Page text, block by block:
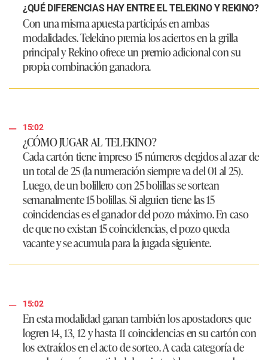
¿QUÉ DIFERENCIAS HAY ENTRE EL TELEKINO Y REKINO?
Con una misma apuesta participás en ambas
modalidades. Telekino premia los aciertos en la grilla
principal y Rekino ofrece un premio adicional con su
propia combinación ganadora.
15:02
¿CÓMO JUGAR AL TELEKINO?
Cada cartón tiene impreso 15 números elegidos al azar de
un total de 25 (la numeración siempre va del 01 al 25).
Luego, de un bolillero con 25 bolillas se sortean
semanalmente 15 bolillas. Si alguien tiene las 15
coincidencias es el ganador del pozo máximo. En caso
de que no existan 15 coincidencias, el pozo queda
vacante y se acumula para la jugada siguiente.
15:02
En esta modalidad ganan también los apostadores que
logren 14, 13, 12 y hasta 11 coincidencias en su cartón con
los extraídos en el acto de sorteo. A cada categoría de